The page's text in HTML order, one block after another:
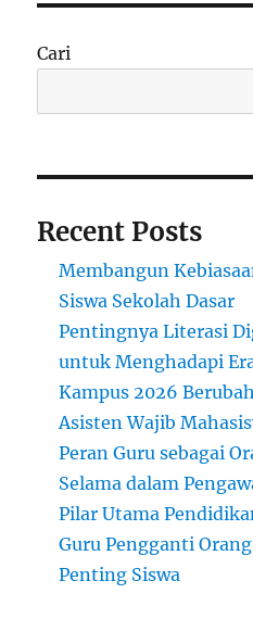
Cari
Recent Posts
Membangun
Siswa Sekolah Dasar
Pentingnya Literasi
untuk Menghadapi
Kampus 2026
Asisten Wajib
Peran Guru sebagai
Selama dalam
Pilar Utama
Guru Pengganti
Penting Siswa